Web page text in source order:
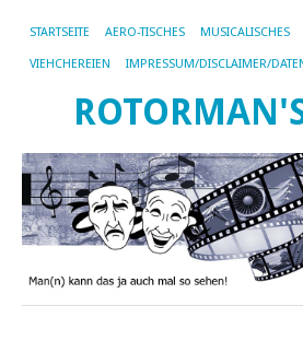
STARTSEITE AERO-TISCHES MUSICALISCHES
VIEHCHEREIEN IMPRESSUM/DISCLAIMER/